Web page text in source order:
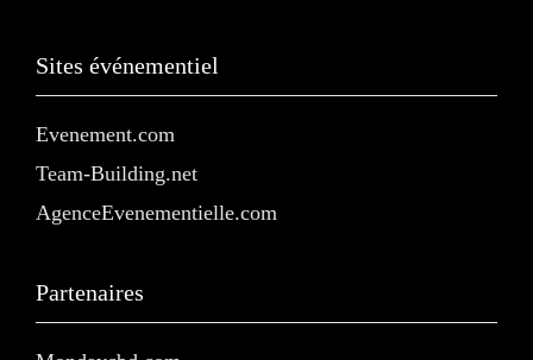
Sites événementiel
Evenement.com
Team-Building.net
AgenceEvenementielle.com
Partenaires